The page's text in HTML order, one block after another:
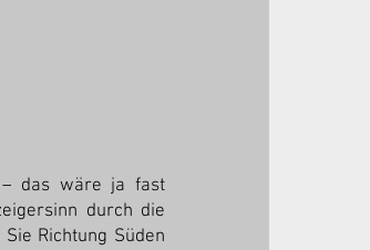
– das wäre ja fast
durch die
Richtung Süden